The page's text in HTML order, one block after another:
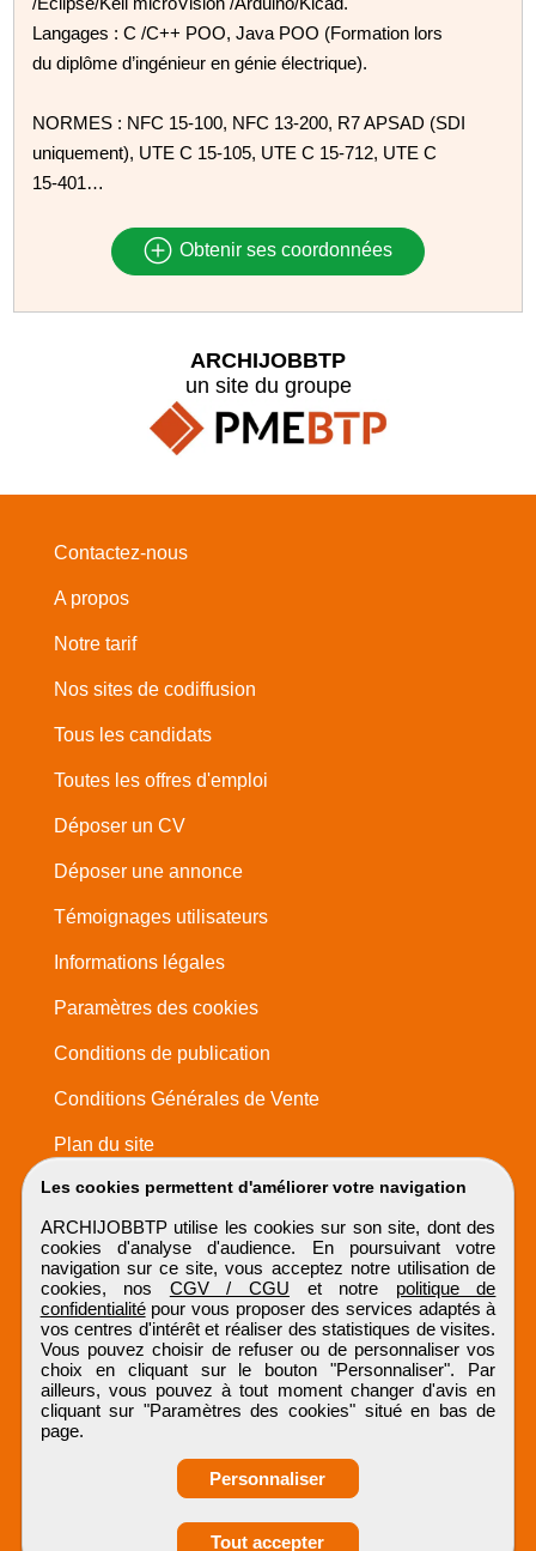
Obtenir ses
Langages : C /C++ POO, Java POO (Formation lors
du diplôme d’ingénieur en génie électrique).
NORMES : NFC 15-100, NFC 13-200, R7 APSAD (SDI
uniquement), UTE C 15-105, UTE C 15-712, UTE C
15-401…
Obtenir ses coordonnées
Les cookies permettent d'améliorer votre navigation
ARCHIJOBBTP utilise les cookies sur son site, dont des
cookies d'analyse d'audience. En poursuivant votre
navigation sur ce site, vous acceptez notre utilisation de
cookies, nos CGV / CGU et notre politique de
confidentialitépour vous proposer des services adaptés à
vos centres d'intérêt et réaliser des statistiques de visites.
Vous pouvez choisir de refuser ou de personnaliser vos
choix en cliquant sur le bouton "Personnaliser". Par
ailleurs, vous pouvez à tout moment changer d'avis en
cliquant sur "Paramètres des cookies" situé en bas de
page.
Personnaliser
Tout accepter
ARCHIJOBBTP
un site du groupe
Contactez-nous
A propos
Notre tarif
Nos sites de codiffusion
Tous les candidats
Toutes les offres d'emploi
Déposer un CV
Déposer une annonce
Témoignages utilisateurs
Informations légales
Paramètres des cookies
Conditions de publication
Conditions Générales de Vente
Plan du site